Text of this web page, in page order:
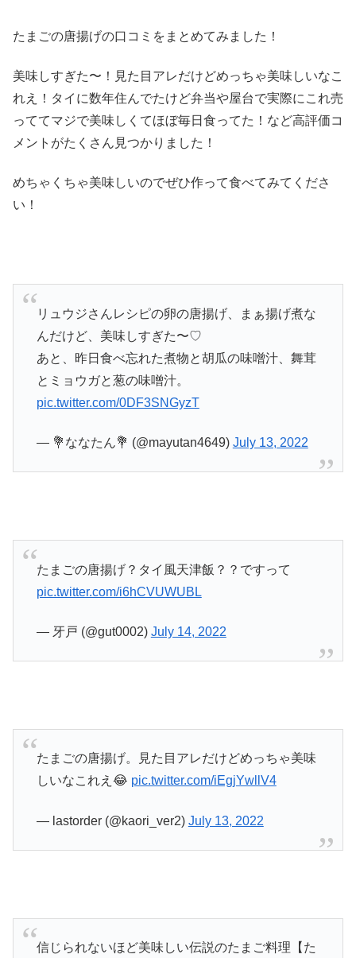
たまごの唐揚げの口コミをまとめてみました！
美味しすぎた〜！見た目アレだけどめっちゃ美味しいなこ
れえ！タイに数年住んでたけど弁当や屋台で実際にこれ売
っててマジで美味しくてほぼ毎日食ってた！など高評価コ
メントがたくさん見つかりました！
めちゃくちゃ美味しいのでぜひ作って食べてみてくださ
い！
リュウジさんレシピの卵の唐揚げ、まぁ揚げ煮な
んだけど、美味しすぎた〜♡
あと、昨日食べ忘れた煮物と胡瓜の味噌汁、舞茸
とミョウガと葱の味噌汁。
pic.twitter.com/0DF3SNGyzT
— 💐ななたん💐 (@mayutan4649) July 13, 2022
たまごの唐揚げ？タイ風天津飯？？ですって
pic.twitter.com/i6hCVUWUBL
— 牙戸 (@gut0002) July 14, 2022
たまごの唐揚げ。見た目アレだけどめっちゃ美味
しいなこれえ😂 pic.twitter.com/iEgjYwllV4
— lastorder (@kaori_ver2) July 13, 2022
信じられないほど美味しい伝説のたまご料理【た